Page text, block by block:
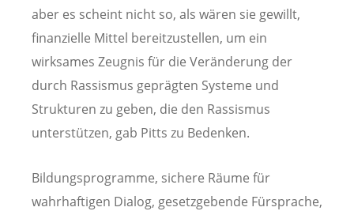
aber es scheint nicht so, als wären sie gewillt,
finanzielle Mittel bereitzustellen, um ein
wirksames Zeugnis für die Veränderung der
durch Rassismus geprägten Systeme und
Strukturen zu geben, die den Rassismus
unterstützen, gab Pitts zu Bedenken.
Bildungsprogramme, sichere Räume für
wahrhaftigen Dialog, gesetzgebende Fürsprache,